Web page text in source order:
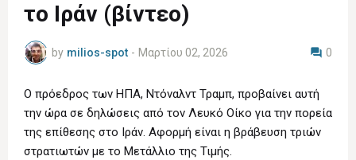
το Ιράν (βίντεο)
by milios-spot - Μαρτίου 02, 2026 0
Ο πρόεδρος των ΗΠΑ, Ντόναλντ Τραμπ, προβαίνει αυτή
την ώρα σε δηλώσεις από τον Λευκό Οίκο για την πορεία
της επίθεσης στο Ιράν. Αφορμή είναι η βράβευση τριών
στρατιωτών με το Μετάλλιο της Τιμής.